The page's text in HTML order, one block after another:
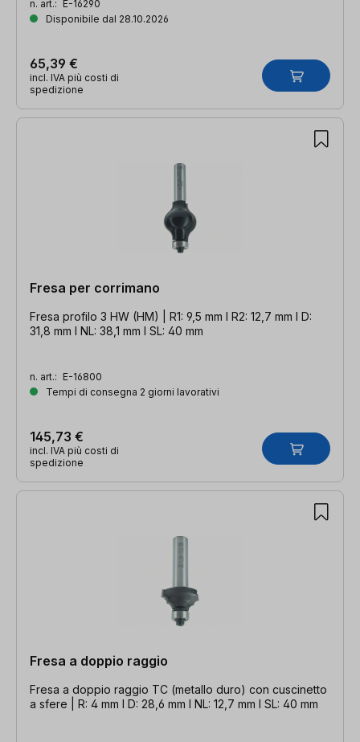
n. art.:
E-16290
Disponibile dal 28.10.2026
65,39 €
incl. IVA più costi di
spedizione
Fresa per corrimano
Fresa profilo 3 HW (HM) | R1: 9,5 mm l R2: 12,7 mm l D:
31,8 mm l NL: 38,1 mm l SL: 40 mm
n. art.: E-16800
Tempi di consegna 2 giorni lavorativi
145,73 €
incl. IVA più costi di
spedizione
Fresa a doppio raggio
Fresa a doppio raggio TC (metallo duro) con cuscinetto
a sfere | R: 4 mm l D: 28,6 mm l NL: 12,7 mm l SL: 40 mm